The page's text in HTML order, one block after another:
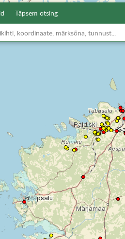
Täpsem otsing